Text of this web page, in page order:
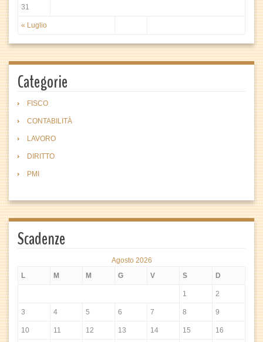
« Luglio
31
Categorie
FISCO
CONTABILITÀ
LAVORO
DIRITTO
PMI
Scadenze
Agosto 2026
L
M M G V S D
1 2
3 4 5 6 7 8 9
10 11 12 13 14 15 16